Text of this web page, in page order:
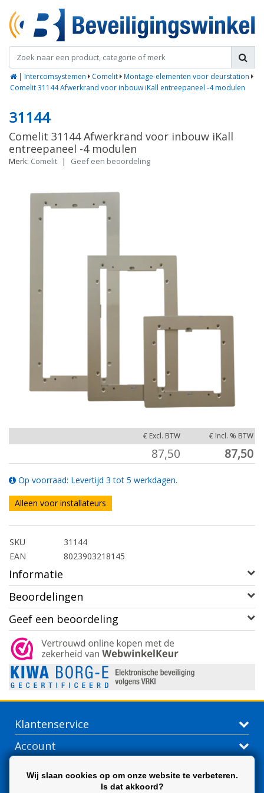
| Intercomsystemen Comelit Montage-elementen voor deurstation
Comelit 31144 Afwerkrand voor inbouw iKall entreepaneel -4 modulen
31144
Comelit 31144 Afwerkrand voor inbouw iKall
entreepaneel -4 modulen
Merk: Comelit | Geef een beoordeling
€ Excl. BTW € Incl. % BTW
87,50 87,50
Op voorraad: Levertijd 3 tot 5 werkdagen.
Alleen voor installateurs
SKU
31144
EAN
8023903218145
Informatie
Beoordelingen
Geef een beoordeling
Klantenservice
Account
Wij slaan cookies op om onze website te verbeteren.
Is dat akkoord?